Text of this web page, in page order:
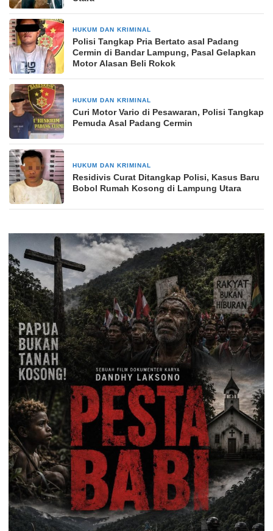
HUKUM DAN KRIMINAL
Polisi Tangkap Pria Bertato asal Padang
Cermin di Bandar Lampung, Pasal Gelapkan
Motor Alasan Beli Rokok
HUKUM DAN KRIMINAL
Curi Motor Vario di Pesawaran, Polisi Tangkap
Pemuda Asal Padang Cermin
HUKUM DAN KRIMINAL
Residivis Curat Ditangkap Polisi, Kasus Baru
Bobol Rumah Kosong di Lampung Utara